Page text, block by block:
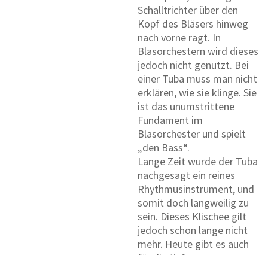
Schalltrichter über den
Kopf des Bläsers hinweg
nach vorne ragt. In
Blasorchestern wird dieses
jedoch nicht genutzt. Bei
einer Tuba muss man nicht
erklären, wie sie klinge. Sie
ist das unumstrittene
Fundament im
Blasorchester und spielt
„den Bass“.
Lange Zeit wurde der Tuba
nachgesagt ein reines
Rhythmusinstrument, und
somit doch langweilig zu
sein. Dieses Klischee gilt
jedoch schon lange nicht
mehr. Heute gibt es auch